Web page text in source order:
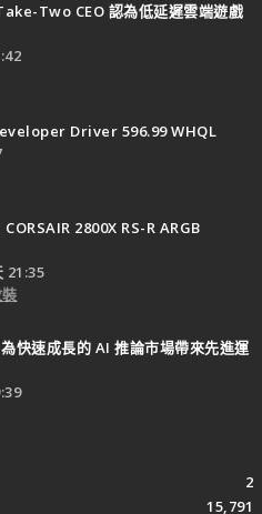
Two CEO 認為低延遲雲端遊戲
Driver 596.99 WHQL
2800X RS-R ARGB
21:35
快速成長的 AI 推論市場帶來先進運
2
15,791